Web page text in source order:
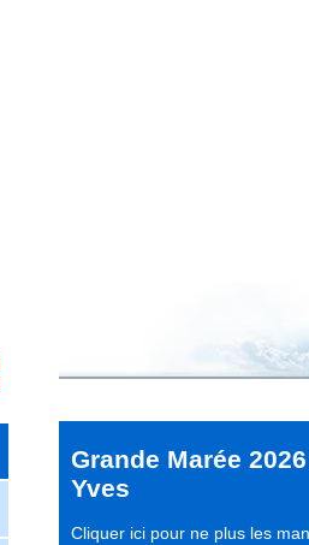
Grande Marée 2026
Yves
Cliquer ici pour ne plus les